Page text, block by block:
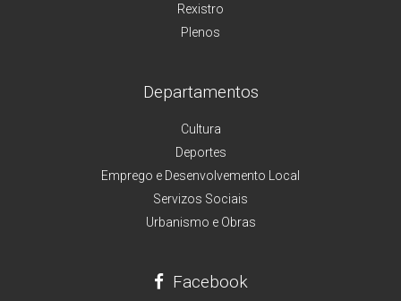
Rexistro
Plenos
Departamentos
Cultura
Deportes
Emprego e Desenvolvemento Local
Servizos Sociais
Urbanismo e Obras
Facebook